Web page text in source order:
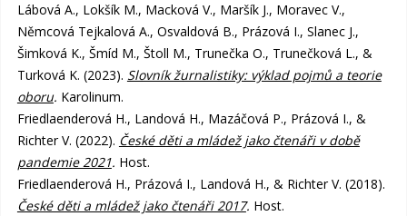
Lábová A., Lokšík M., Macková V., Maršík J., Moravec V.,
Němcová Tejkalová A., Osvaldová B., Prázová I., Slanec J.,
Šimková K., Šmíd M., Štoll M., Trunečka O., Trunečková L., &
Turková K. (2023). Slovník žurnalistiky: výklad pojmů a teorie
oboru. Karolinum.
Friedlaenderová H., Landová H., Mazáčová P., Prázová I., &
Richter V. (2022). České děti a mládež jako čtenáři v době
pandemie 2021. Host.
Friedlaenderová H., Prázová I., Landová H., & Richter V. (2018).
České děti a mládež jako čtenáři 2017. Host.